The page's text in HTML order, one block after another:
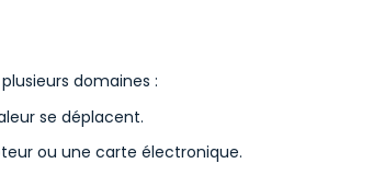
domaines :
se déplacent.
ou une carte électronique.